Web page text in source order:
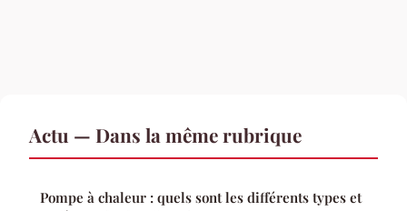
Actu — Dans la même rubrique
Pompe à chaleur : quels sont les différents types et